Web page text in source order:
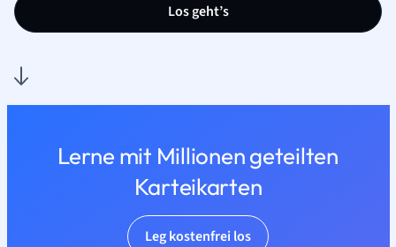
Los geht’s
Lerne mit Millionen geteilten
Karteikarten
Leg kostenfrei los